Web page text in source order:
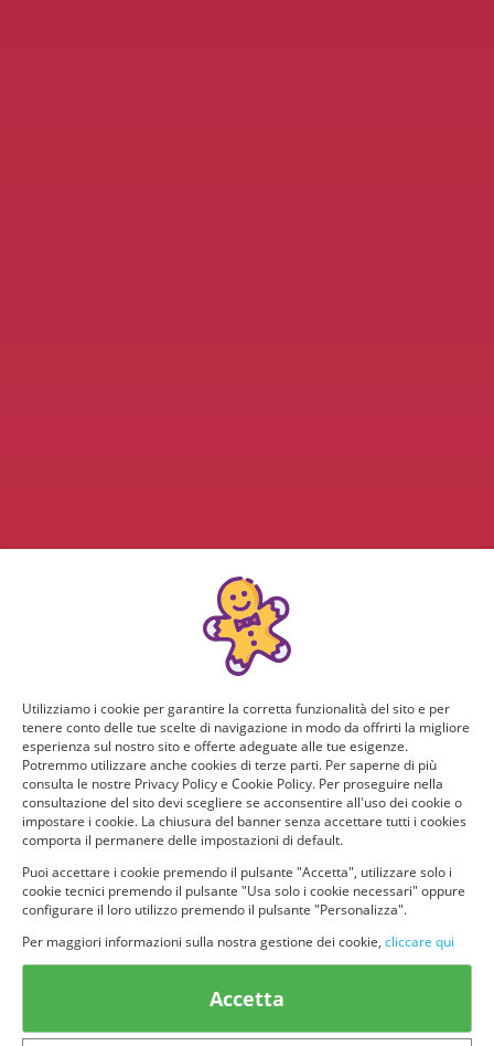
© provaprodottigratis.it 2023 | All Rights Reserved.
Categorie in evidenza
Alimenti e bevande
Bambini
Animali
Utilizziamo i cookie per garantire la corretta funzionalità del sito e per
tenere conto delle tue scelte di navigazione in modo da offrirti la migliore
esperienza sul nostro sito e offerte adeguate alle tue esigenze.
Potremmo utilizzare anche cookies di terze parti. Per saperne di più
consulta le nostre Privacy Policy e Cookie Policy. Per proseguire nella
consultazione del sito devi scegliere se acconsentire all'uso dei cookie o
impostare i cookie. La chiusura del banner senza accettare tutti i cookies
comporta il permanere delle impostazioni di default.
Puoi accettare i cookie premendo il pulsante "Accetta", utilizzare solo i
cookie tecnici premendo il pulsante "Usa solo i cookie necessari" oppure
configurare il loro utilizzo premendo il pulsante "Personalizza".
Per maggiori informazioni sulla nostra gestione dei cookie, cliccare qui
Accetta